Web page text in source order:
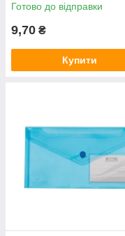
Готово до відправки
9,70 ₴
Купити